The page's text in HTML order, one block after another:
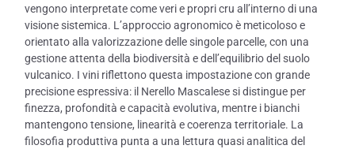
vengono interpretate come veri e propri cru all’interno di una
visione sistemica. L’approccio agronomico è meticoloso e
orientato alla valorizzazione delle singole parcelle, con una
gestione attenta della biodiversità e dell’equilibrio del suolo
vulcanico. I vini riflettono questa impostazione con grande
precisione espressiva: il Nerello Mascalese si distingue per
finezza, profondità e capacità evolutiva, mentre i bianchi
mantengono tensione, linearità e coerenza territoriale. La
filosofia produttiva punta a una lettura quasi analitica del